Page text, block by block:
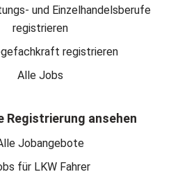
und Einzelhandelsberufe
registrieren
registrieren
Alle Jobs
Registrierung ansehen
Jobangebote
für LKW Fahrer